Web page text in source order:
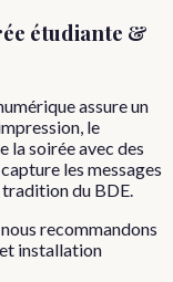
étudiante &
assure un
le
la soirée avec des
les messages
du BDE.
, nous recommandons
et installation